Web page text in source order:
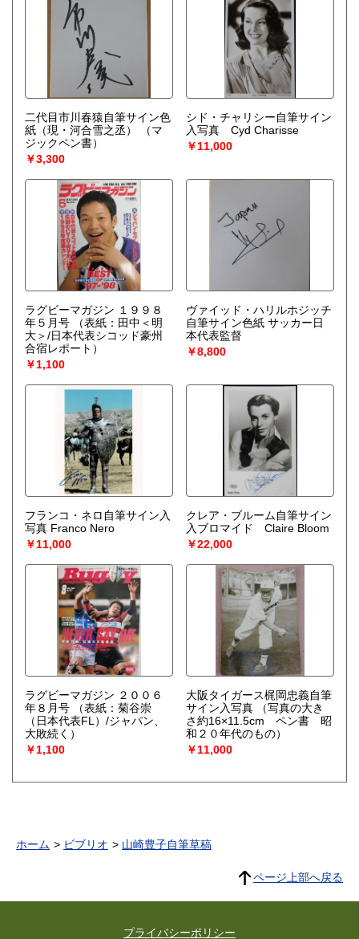
二代目市川春猿自筆サイン色
紙（現・河合雪之丞）
（マ
ジックペン書）
￥3,300
シド・チャリシー自筆サイン
入写真 Cyd Charisse
￥11,000
ラグビーマガジン １９９８
年５月号
（表紙：田中＜明
大＞/日本代表シコッド豪州
合宿レポート）
￥1,100
ヴァイッド・ハリルホジッチ
自筆サイン色紙 サッカー日
本代表監督
￥8,800
フランコ・ネロ自筆サイン入
写真 Franco Nero
￥11,000
クレア・ブルーム自筆サイン
入ブロマイド Claire Bloom
￥22,000
ラグビーマガジン ２００６
年８月号
（表紙：菊谷崇
（日本代表FL）/ジャパン、
大敗続く）
￥1,100
大阪タイガース梶岡忠義自筆
サイン入写真
（写真の大き
さ約16×11.5cm ペン書 昭
和２０年代のもの）
￥11,000
ホーム ビブリオ 山崎豊子自筆草稿
ページ上部へ戻る
プライバシーポリシー